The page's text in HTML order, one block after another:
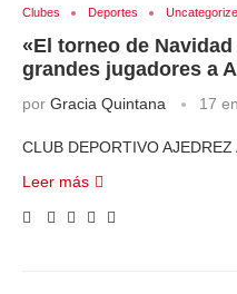
Clubes Deportes
«El torneo de
grandes jugadores a
por Gracia Quintana 17
CLUB DEPORTIVO AJEDREZ
Leer más